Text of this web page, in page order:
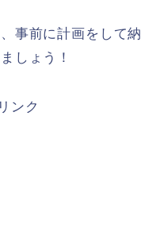
事前に計画をして納
しょう！
ンク